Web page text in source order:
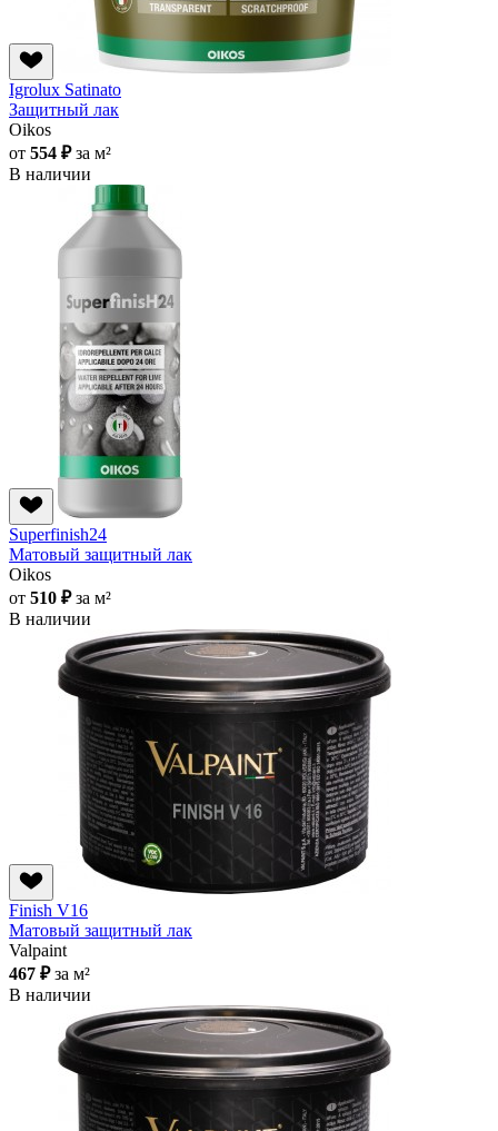
Igrolux Satinato
Защитный лак
Oikos
от 554 ₽за м²
В наличии
Superfinish24
Матовый защитный лак
Oikos
от 510 ₽за м²
В наличии
Finish V16
Матовый защитный лак
Valpaint
467 ₽за м²
В наличии